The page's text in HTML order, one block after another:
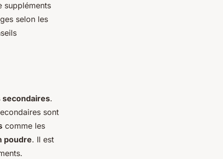
suppléments
selon les
secondaires.
sont
comme les
poudre. Il est